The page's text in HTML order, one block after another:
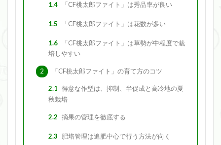
1.4 「CF桃太郎ファイト」は秀品率が良い
1.5 「CF桃太郎ファイト」は花数が多い
1.6
「CF桃太郎ファイト」は草勢が中程度で栽
培しやすい
2 「CF桃太郎ファイト」の育て方のコツ
2.1 得意な作型は、抑制、半促成と高冷地の夏
秋栽培
2.2 摘果の管理を徹底する
2.3 肥培管理は追肥中心で行う方法が向く